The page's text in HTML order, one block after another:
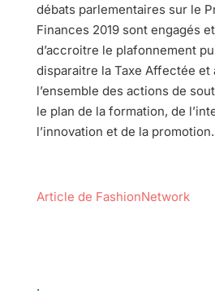
débats parlementaires sur le
Finances 2019 sont engagés
d’accroitre le plafonnement
disparaitre la Taxe Affectée et
l’ensemble des actions de
le plan de la formation, de
l’innovation et de la promotion.
Article de FashionNetwork
.